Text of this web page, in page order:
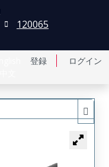
登録 ログイン
120065